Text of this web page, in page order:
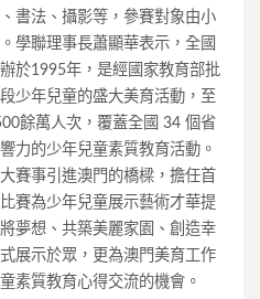
書法、攝影等，參賽對象由小
學聯理事長蕭顯華表示，全國
於1995年，是經國家教育部批
少年兒童的盛大美育活動，至
餘萬人次，覆蓋全國 34 個省
力的少年兒童素質教育活動。
賽事引進澳門的橋樑，擔任首
賽為少年兒童展示藝術才華提
夢想、共築美麗家園、創造幸
展示於眾，更為澳門美育工作
素質教育心得交流的機會。